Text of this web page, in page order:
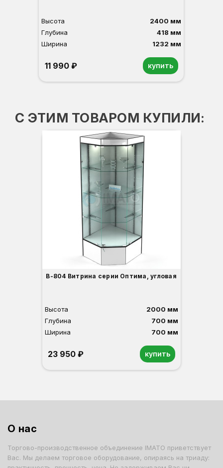
Высота
2400 мм
Глубина
418 мм
Ширина
1232 мм
11 990 ₽ купить
С ЭТИМ ТОВАРОМ КУПИЛИ:
В-804 Витрина серии Оптима, угловая
Высота
2000 мм
Глубина
700 мм
Ширина
700 мм
23 950 ₽ купить
О нас
Торгово-производственное объединение IMATO приветствует
Вас. Мы делаем торговое оборудование, опираясь на триаду: